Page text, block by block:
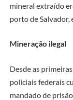
mineral extraído
porto de Salvador,
Mineração ilegal
Desde as
policiais federais
mandado de